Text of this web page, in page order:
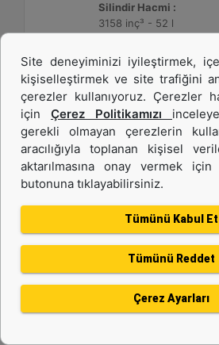
Silindir Hacmi :
3158 inç³ - 52 l
Detay
3512C HD
Site deneyiminizi iyileştirmek,
kişiselleştirmek ve site trafiğini
çerezler kullanıyoruz. Çerezler
için Çerez Politikamızı
gerekli olmayan çerezlerin
aracılığıyla toplanan kişisel
aktarılmasına onay vermek
butonuna tıklayabilirsiniz.
Tümünü Kabul Et
Tümünü Reddet
Çerez Ayarları